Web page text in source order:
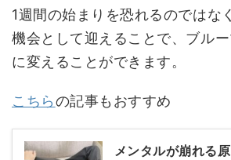
1週間の始まりを恐れるのではな
機会として迎えることで、ブル
に変えることができます。
こちらの記事もおすすめ
メンタルが崩れる